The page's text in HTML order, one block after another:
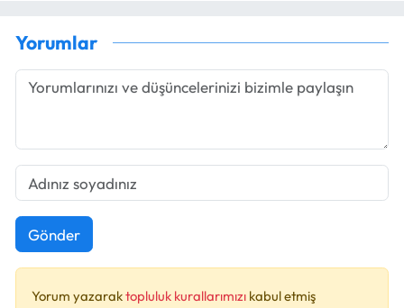
Yorumlar
Gönder
Yorum yazaraktopluluk kurallarımızı kabul etmiş